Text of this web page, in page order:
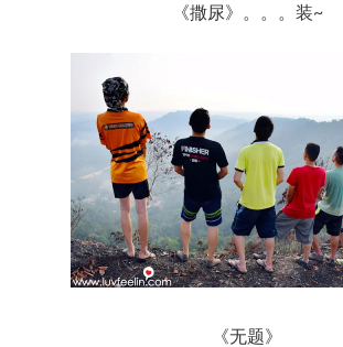
《撒尿》。。。装~
《无题》